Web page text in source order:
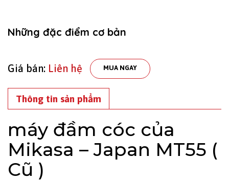
Những đặc điểm cơ bản
Giá bán: Liên hệ MUA NGAY
Thông tin sản phẩm
máy đầm cóc của
Mikasa – Japan MT55 (
Cũ )